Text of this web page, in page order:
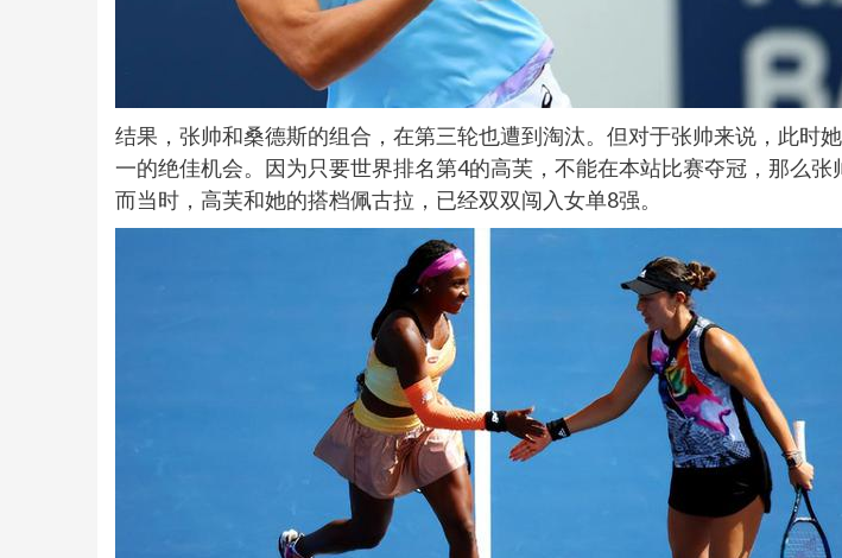
结果，张帅和桑德斯的组合，在第三轮也遭到淘汰。但对于张帅来说，此时
一的绝佳机会。因为只要世界排名第4的高芙，不能在本站比赛夺冠，那么张
而当时，高芙和她的搭档佩古拉，已经双双闯入女单8强。